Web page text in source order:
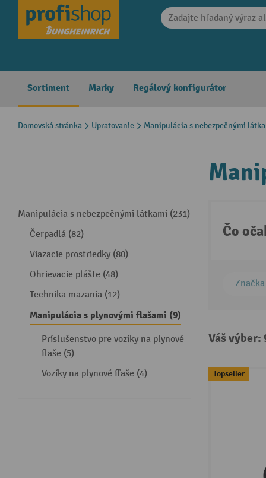
Skip to main navigation
Sortiment Marky Regálový konfigurátor
Domovská stránka Upratovanie Manipulácia s nebezpečnými
Manipulácia s nebezpečnými látkami (231)
Čerpadlá (82)
Viazacie prostriedky (80)
Ohrievacie plášte (48)
Technika mazania (12)
Manipulácia s plynovými flašami (9)
Príslušenstvo pre vozíky na plynové
flaše (5)
Vozíky na plynové fľaše (4)
Čo
Značka
Váš
Topseller